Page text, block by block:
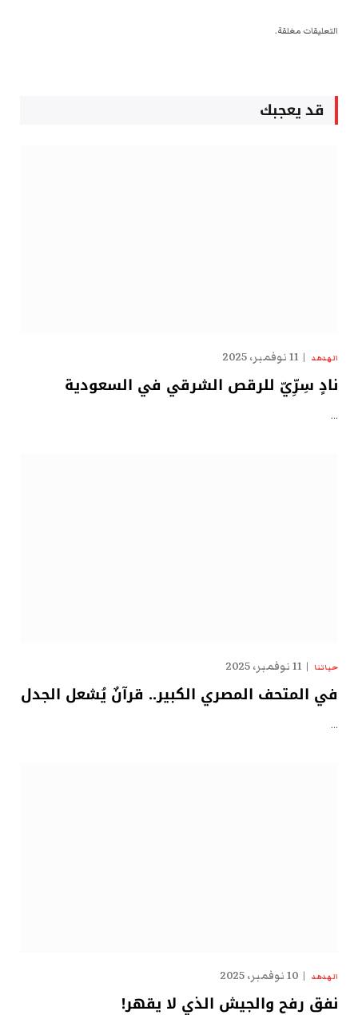
التعليقات مغلقة.
قد يعجبك
الهدهد 11 نوفمبر، 2025
نادٍ سِرِّيّ للرقص الشرقي في السعودية
…
حياتنا 11 نوفمبر، 2025
في المتحف المصري الكبير.. قرآنٌ يُشعل الجدل
…
الهدهد 10 نوفمبر، 2025
نفق رفح والجيش الذي لا يقهر!